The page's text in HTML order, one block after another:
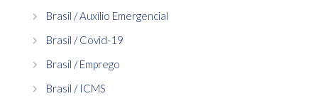
Brasil / Auxílio Emergencial
Brasil / Covid-19
Brasil / Emprego
Brasil / ICMS